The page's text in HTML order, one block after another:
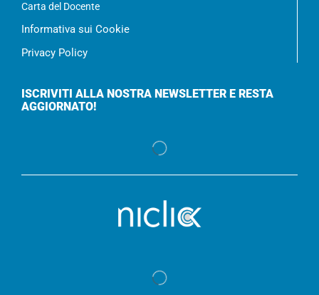
Carta del Docente
Informativa sui Cookie
Privacy Policy
ISCRIVITI ALLA NOSTRA NEWSLETTER E RESTA
AGGIORNATO!